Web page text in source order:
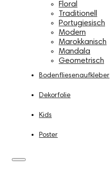
Floral
Traditionell
Portugiesisch
Modern
Marokkanisch
Mandala
Geometrisch
Bodenfliesenaufkleber
Dekorfolie
Kids
Poster